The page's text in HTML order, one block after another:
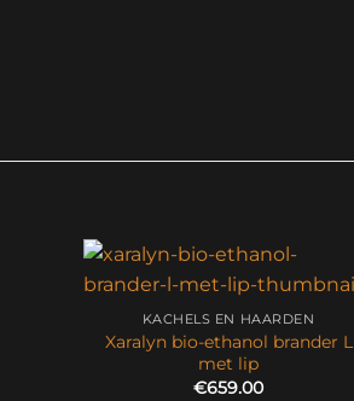
KACHELS EN HAARDEN
Xaralyn bio-ethanol brander L
met lip
€659.00